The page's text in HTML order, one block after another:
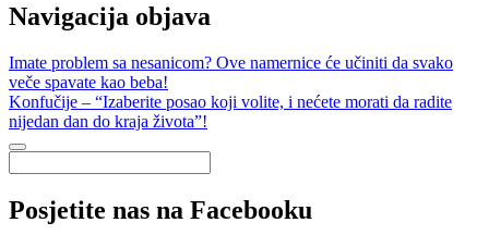
Navigacija objava
Imate problem sa nesanicom? Ove namernice će učiniti da svako
veče spavate kao beba!
Konfučije – “Izaberite posao koji volite, i nećete morati da radite
nijedan dan do kraja života”!
Posjetite nas na Facebooku